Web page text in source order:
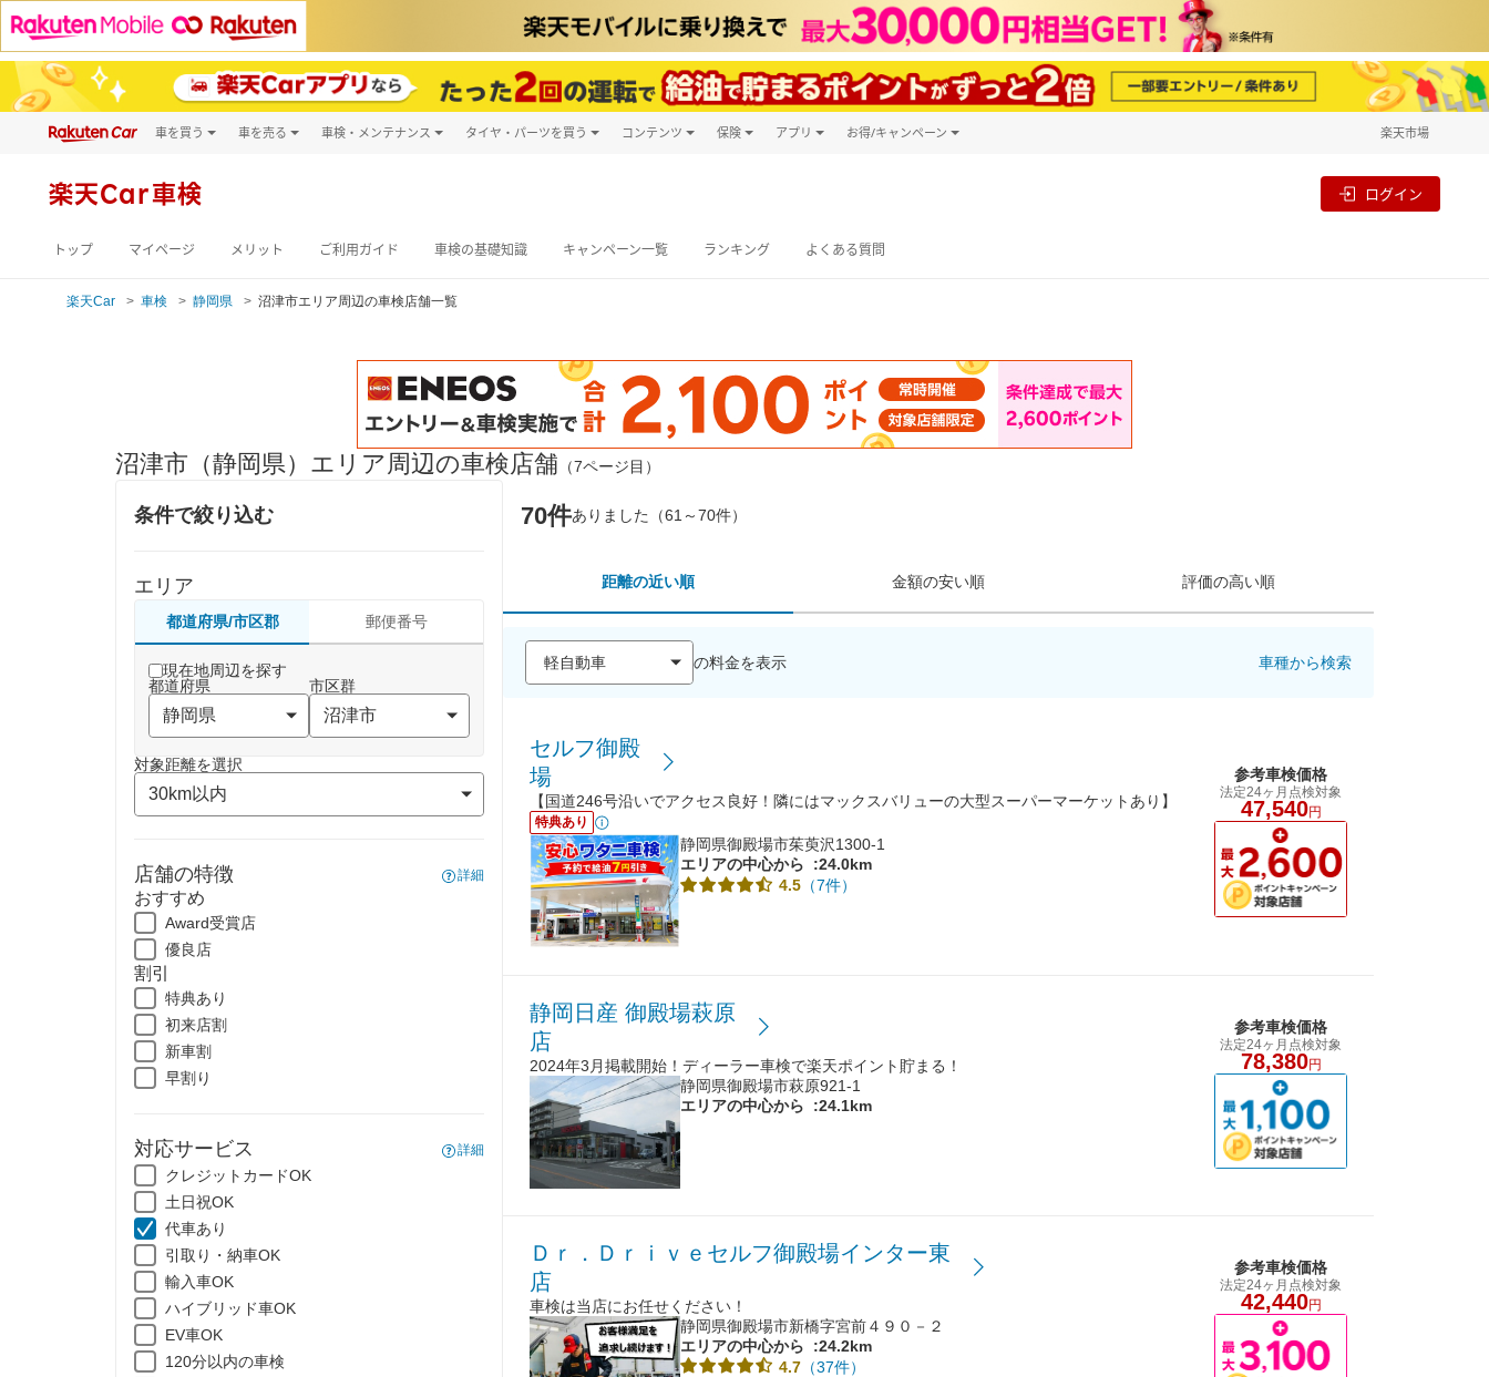
車を買う
新車
車を売る 車検・メンテナンス タイヤ・パーツを買う コンテンツ 保険 アプリ お得/キャンペーン 楽天市場
楽天Car車検 ログイン
トップ マイページ メリット ご利用ガイド 車検の基礎知識 キャンペーン一覧 ランキング よくある質問
楽天Car 車検 静岡県 沼津市エリア周辺の車検店舗一覧
沼津市（静岡県）エリア周辺の車検店舗 （7ページ目）
条件で絞り込む
エリア
都道府県/市区郡 郵便番号
現在地周辺を探す
都道府県
市区群
対象距離を選択
店舗の特徴 詳細
おすすめ
Award受賞店
優良店
割引
特典あり
初来店割
新車割
早割り
対応サービス 詳細
クレジットカードOK
土日祝OK
代車あり
引取り・納車OK
輸入車OK
ハイブリッド車OK
EV車OK
120分以内の車検
70件ありました（61～70件）
距離の近い順 金額の安い順 評価の高い順
の料金を表示 車種から検索
セルフ御殿
場
【国道246号沿いでアクセス良好！隣にはマックスバリューの大型スーパーマーケットあり】
特典あり
静岡県御殿場市茱萸沢1300-1
エリアの中心から
:24.0km
4.5 （7件）
参考車検価格
法定24ヶ月点検対象
47,540円
静岡日産 御殿場萩原
店
2024年3月掲載開始！ディーラー車検で楽天ポイント貯まる！
静岡県御殿場市萩原921-1
エリアの中心から
:24.1km
参考車検価格
法定24ヶ月点検対象
78,380円
Ｄｒ．Ｄｒｉｖｅセルフ御殿場インター東
店
車検は当店にお任せください！
静岡県御殿場市新橋字宮前４９０－２
エリアの中心から
:24.2km
4.7 （37件）
参考車検価格
法定24ヶ月点検対象
42,440円